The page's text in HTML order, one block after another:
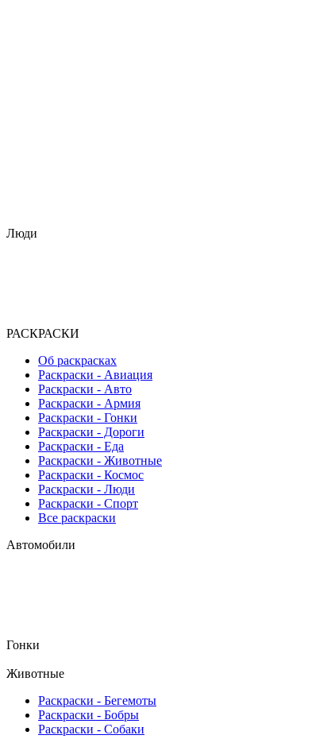
Люди
РАСКРАСКИ
Об раскрасках
Раскраски - Авиация
Раскраски - Авто
Раскраски - Армия
Раскраски - Гонки
Раскраски - Дороги
Раскраски - Еда
Раскраски - Животныe
Раскраски - Космос
Раскраски - Люди
Раскраски - Спорт
Все раскраски
Автомобили
Гонки
Животные
Раскраски - Бегемоты
Раскраски - Бобры
Раскраски - Собаки